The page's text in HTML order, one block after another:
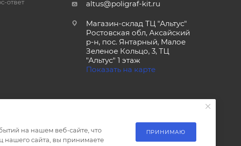
ответ
altus@poligraf-kit.ru
Магазин-склад ТЦ "Альтус"
Ростовская обл, Аксайский
р-н, пос. Янтарный, Малое
Зеленое Кольцо, 3, ТЦ
"Альтус" 1 этаж
Показать на карте
на нашем веб-сайте, что
нашего сайта, вы принимаете
ПРИНИМАЮ